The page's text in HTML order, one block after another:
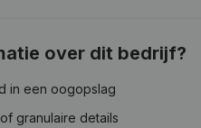
over dit bedrijf?
in een oogopslag
granulaire details